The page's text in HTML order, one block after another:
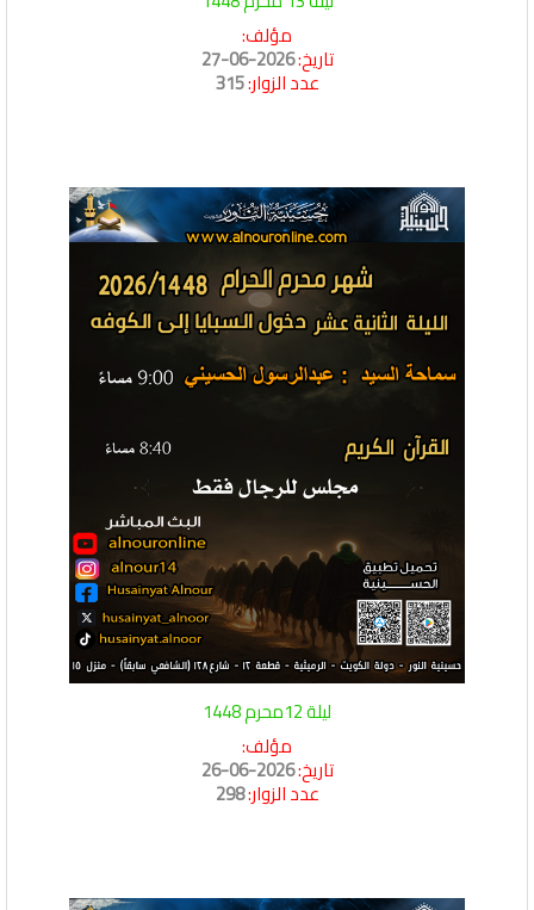
مؤلف:
تاريخ:2026-06-27
عدد الزوار:315
ليلة 12محرم 1448
مؤلف:
تاريخ:2026-06-26
عدد الزوار:298